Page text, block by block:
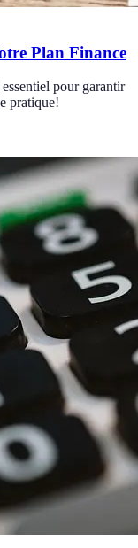
Plan Finance
pour garantir
pratique!